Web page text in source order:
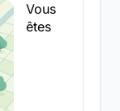
Vous
êtes